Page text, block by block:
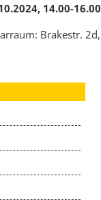
14.00-
Brakestr. 2d,